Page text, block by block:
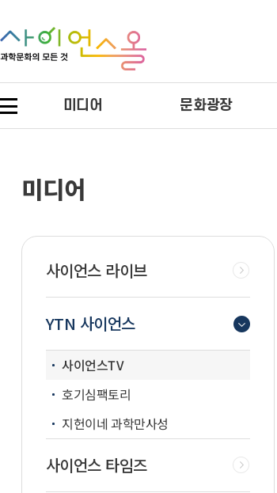
미디어 문화광장
미디어
사이언스 라이브
YTN 사이언스
사이언스TV
호기심팩토리
지헌이네 과학만사성
사이언스 타임즈